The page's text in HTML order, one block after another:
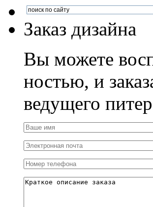
Заказ дизайна
Вы можете
ностью, и
ведущего